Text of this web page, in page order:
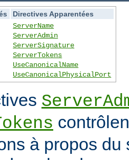
Directives Apparentées
ServerName
ServerAdmin
ServerSignature
ServerTokens
UseCanonicalName
UseCanonicalPhysicalPort
à propos du